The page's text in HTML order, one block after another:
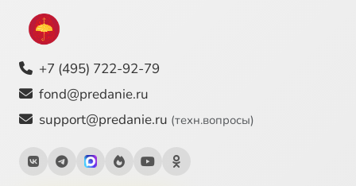
+7 (495) 722-92-79
fond@predanie.ru
support@predanie.ru (техн.вопросы)